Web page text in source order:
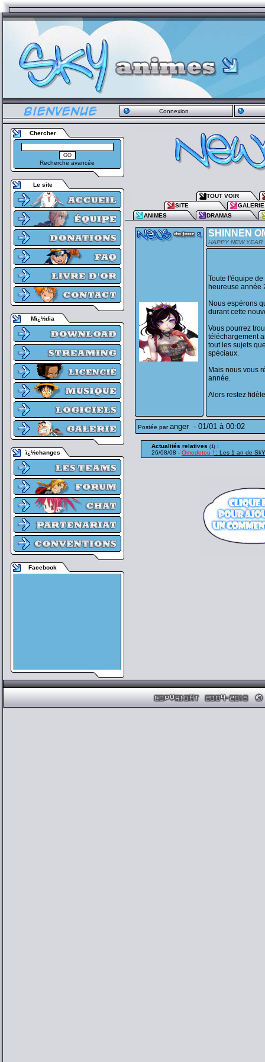
Connexion
Chercher
Recherche avancée
Le site
Mï¿½dia
ï¿½changes
Facebook
TOUT VOIR
SITE
GALERIE
ANIMES
DRAMAS
SHINNEN
HAPPY NEW YEAR
Toute l'équipe
heureuse année
Nous espérons
durant cette
Vous pourrez
téléchargement
tout les sujets
spéciaux.
Mais nous vous
année.
Alors restez
Postée paranger - 01/01 à 00:02
Actualités relatives (1) :
26/08/08 - Omedetou ! : Les 1 an de